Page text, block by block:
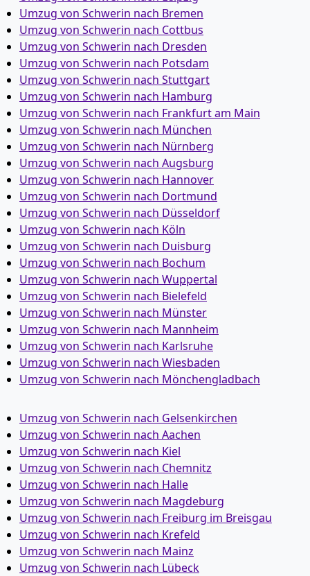
Umzug von Schwerin nach Bremen
Umzug von Schwerin nach Cottbus
Umzug von Schwerin nach Dresden
Umzug von Schwerin nach Potsdam
Umzug von Schwerin nach Stuttgart
Umzug von Schwerin nach Hamburg
Umzug von Schwerin nach Frankfurt am Main
Umzug von Schwerin nach München
Umzug von Schwerin nach Nürnberg
Umzug von Schwerin nach Augsburg
Umzug von Schwerin nach Hannover
Umzug von Schwerin nach Dortmund
Umzug von Schwerin nach Düsseldorf
Umzug von Schwerin nach Köln
Umzug von Schwerin nach Duisburg
Umzug von Schwerin nach Bochum
Umzug von Schwerin nach Wuppertal
Umzug von Schwerin nach Bielefeld
Umzug von Schwerin nach Münster
Umzug von Schwerin nach Mannheim
Umzug von Schwerin nach Karlsruhe
Umzug von Schwerin nach Wiesbaden
Umzug von Schwerin nach Mönchen­gladbach
Umzug von Schwerin nach Gelsenkirchen
Umzug von Schwerin nach Aachen
Umzug von Schwerin nach Kiel
Umzug von Schwerin nach Chemnitz
Umzug von Schwerin nach Halle
Umzug von Schwerin nach Magdeburg
Umzug von Schwerin nach Freiburg im Breisgau
Umzug von Schwerin nach Krefeld
Umzug von Schwerin nach Mainz
Umzug von Schwerin nach Lübeck